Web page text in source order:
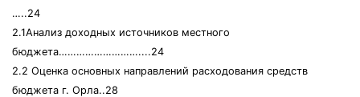
…..24
2.1Анализ доходных источников местного
бюджета………………………....24
2.2 Оценка основных направлений расходования средств
бюджета г. Орла..28